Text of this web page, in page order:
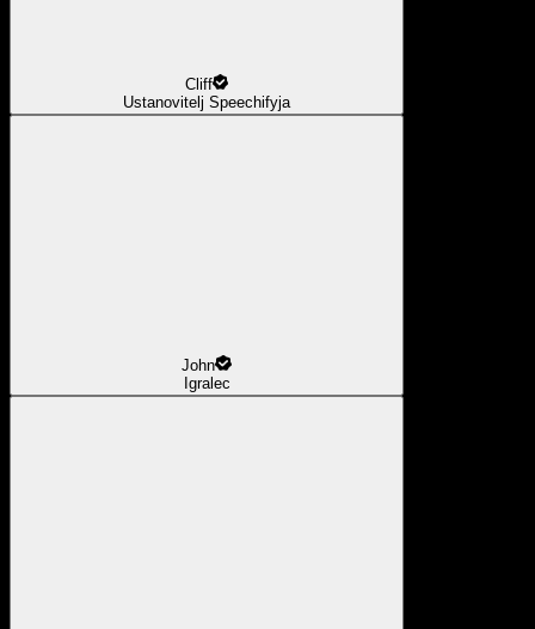
Cliff
Ustanovitelj Speechifyja
John
Igralec